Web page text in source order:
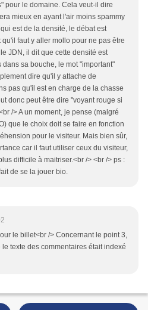
pour le domaine. Cela veut-il dire
mieux en ayant l'air moins spammy
est de la densité, le débat est
faut y aller mollo pour ne pas être
JDN, il dit que cette densité est
dans sa bouche, le mot "important"
dire qu'il y attache de
pas qu'il est en charge de la chasse
donc peut être dire "voyant rouge si
/> A un moment, je pense (malgré
que le choix doit se faire en fonction
pour le visiteur. Mais bien sûr,
car il faut utiliser ceux du visiteur,
difficile à maitriser.<br /> <br /> ps :
de se la jouer bio.
le billet<br /> Concernant le point 3,
texte des commentaires était indexé